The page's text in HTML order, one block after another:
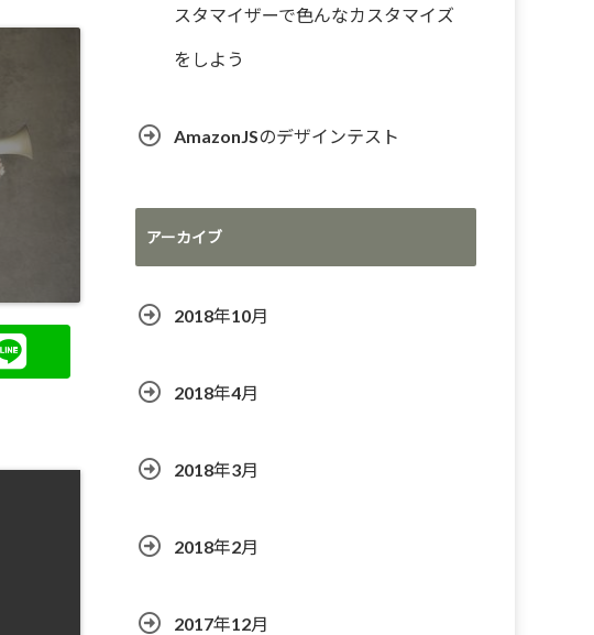
スタマイザーで色んなカスタマイズ
をしよう
AmazonJSのデザインテスト
アーカイブ
2018年10月
2018年4月
2018年3月
2018年2月
2017年12月